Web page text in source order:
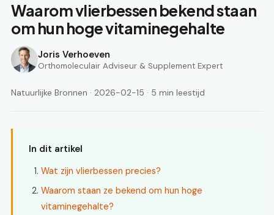
Waarom vlierbessen bekend staan
om hun hoge vitaminegehalte
Joris Verhoeven
Orthomoleculair Adviseur & Supplement Expert
Natuurlijke Bronnen · 2026-02-15 · 5 min leestijd
In dit artikel
Wat zijn vlierbessen precies?
Waarom staan ze bekend om hun hoge
vitaminegehalte?